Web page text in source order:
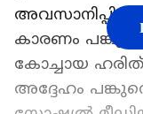
കാരണം
കോച്ചായ ഹരിത്
അദ്ദേഹം